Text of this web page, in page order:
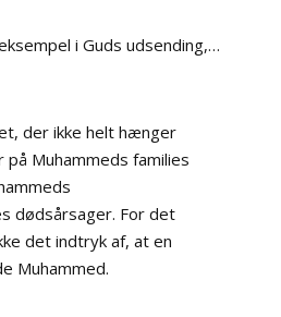
i Guds udsending,…
der ikke helt hænger
på Muhammeds families
dødsårsager. For det
det indtryk af, at en
Muhammed.